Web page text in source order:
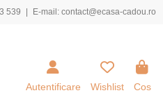
539 E-mail: contact@ecasa-cadou.ro
Autentificare Wishlist Cos